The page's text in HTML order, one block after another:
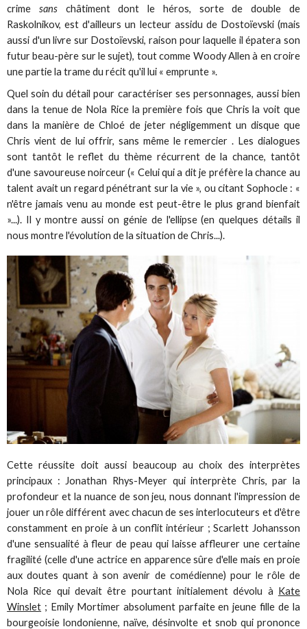
crime sanschâtiment dont le héros, sorte de double de
Raskolnikov, est d'ailleurs un lecteur assidu de Dostoïevski (mais
aussi d'un livre sur Dostoïevski, raison pour laquelle il épatera son
futur beau-père sur le sujet), tout comme Woody Allen à en croire
une partie la trame du récit qu'il lui « emprunte ».
Quel soin du détail pour caractériser ses personnages, aussi bien
dans la tenue de Nola Rice la première fois que Chris la voit que
dans la manière de Chloé de jeter négligemment un disque que
Chris vient de lui offrir, sans même le remercier . Les dialogues
sont tantôt le reflet du thème récurrent de la chance, tantôt
d'une savoureuse noirceur (« Celui qui a dit je préfère la chance au
talent avait un regard pénétrant sur la vie », ou citant Sophocle : «
n'être jamais venu au monde est peut-être le plus grand bienfait
»...). Il y montre aussi on génie de l'ellipse (en quelques détails il
nous montre l'évolution de la situation de Chris...).
Cette réussite doit aussi beaucoup au choix des interprètes
principaux : Jonathan Rhys-Meyer qui interprète Chris, par la
profondeur et la nuance de son jeu, nous donnant l'impression de
jouer un rôle différent avec chacun de ses interlocuteurs et d'être
constamment en proie à un conflit intérieur ; Scarlett Johansson
d'une sensualité à fleur de peau qui laisse affleurer une certaine
fragilité (celle d'une actrice en apparence sûre d'elle mais en proie
aux doutes quant à son avenir de comédienne) pour le rôle de
Nola Rice qui devait être pourtant initialement dévolu à Kate
Winslet ; Emily Mortimer absolument parfaite en jeune fille de la
bourgeoisie londonienne, naïve, désinvolte et snob qui prononce